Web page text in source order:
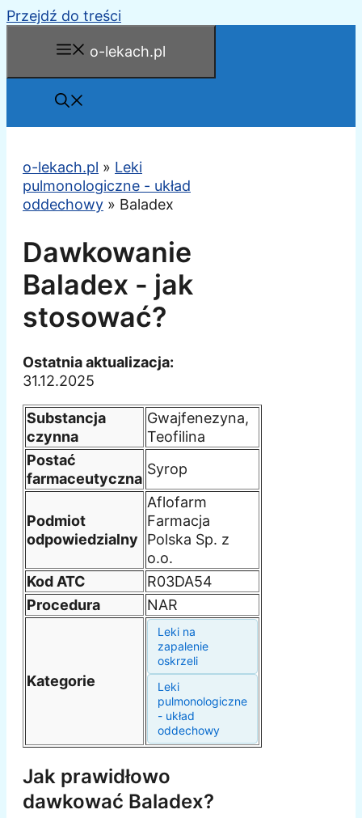
Przejdź do treści
o-lekach.pl
o-lekach.pl » Leki
pulmonologiczne - układ
oddechowy » Baladex
Dawkowanie
Baladex - jak
stosować?
Ostatnia aktualizacja:
31.12.2025
Substancja
czynna
Gwajfenezyna,
Teofilina
Postać
farmaceutyczna
Syrop
Podmiot
odpowiedzialny
Aflofarm
Farmacja
Polska Sp. z
o.o.
Kod ATC
R03DA54
Procedura
NAR
Kategorie
Leki na
zapalenie
oskrzeli
Leki
pulmonologiczne
- układ
oddechowy
Jak prawidłowo
dawkować Baladex?